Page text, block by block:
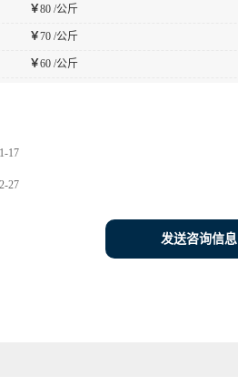
￥80 /公斤
￥70 /公斤
￥60 /公斤
17
27
发送咨询信息